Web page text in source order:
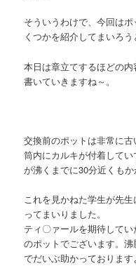
そういうわけで、今回は
くつかを紹介してまいろう
本日は章立てするほどの
書いていきますね～。
交換前のポットは非常に
筒内にカルキが付着して
が沸くまでに30分近くもか
これを見かねた学生が先
ってまいりました。
ティ〇ァールを期待して
のポットでございます。
でだいぶ助かっております